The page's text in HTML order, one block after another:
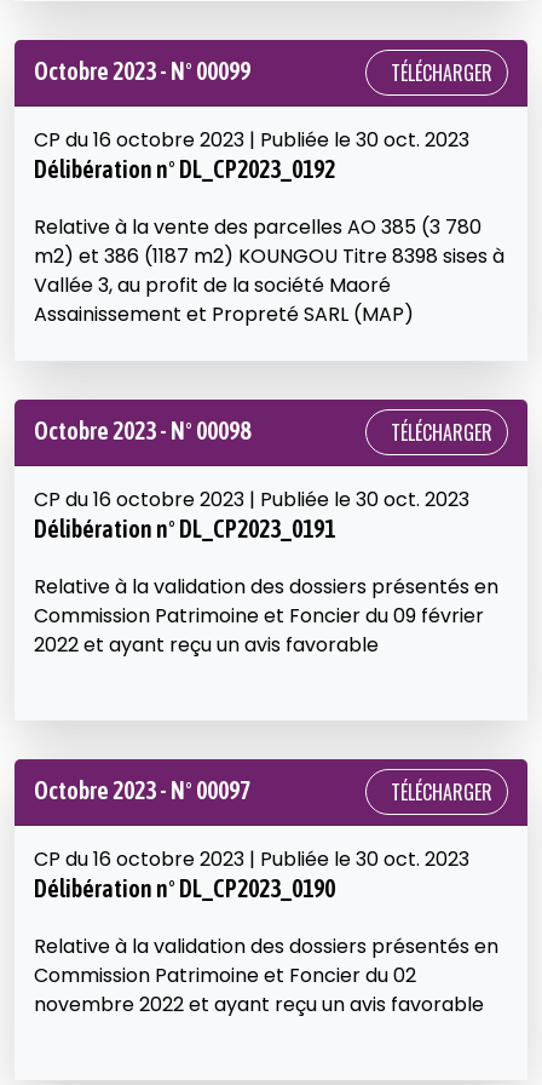
Octobre 2023 - N° 00099 TÉLÉCHARGER
CP du 16 octobre 2023 | Publiée le 30 oct. 2023
Délibération n° DL_CP2023_0192
Relative à la vente des parcelles AO 385 (3 780
m2) et 386 (1187 m2) KOUNGOU Titre 8398 sises à
Vallée 3, au profit de la société Maoré
Assainissement et Propreté SARL (MAP)
Octobre 2023 - N° 00098 TÉLÉCHARGER
CP du 16 octobre 2023 | Publiée le 30 oct. 2023
Délibération n° DL_CP2023_0191
Relative à la validation des dossiers présentés en
Commission Patrimoine et Foncier du 09 février
2022 et ayant reçu un avis favorable
Octobre 2023 - N° 00097 TÉLÉCHARGER
CP du 16 octobre 2023 | Publiée le 30 oct. 2023
Délibération n° DL_CP2023_0190
Relative à la validation des dossiers présentés en
Commission Patrimoine et Foncier du 02
novembre 2022 et ayant reçu un avis favorable